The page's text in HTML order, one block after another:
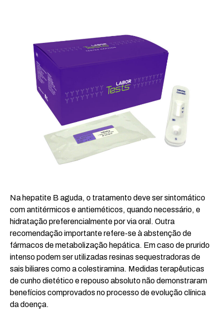
Na hepatite B aguda, o tratamento deve ser sintomático
com antitérmicos e antieméticos, quando necessário, e
hidratação preferencialmente por via oral. Outra
recomendação importante refere-se à abstenção de
fármacos de metabolização hepática. Em caso de prurido
intenso podem ser utilizadas resinas sequestradoras de
sais biliares como a colestiramina. Medidas terapêuticas
de cunho dietético e repouso absoluto não demonstraram
benefícios comprovados no processo de evolução clínica
da doença.